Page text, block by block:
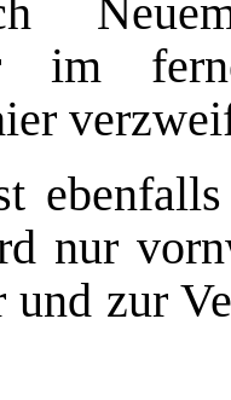
im
nur
und zur